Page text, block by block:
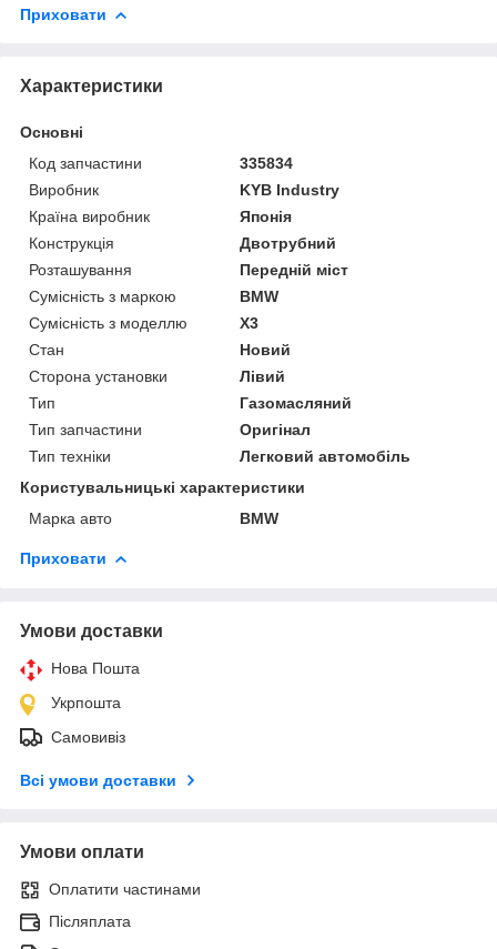
Приховати
Характеристики
Основні
Код запчастини
335834
Виробник
KYB Industry
Країна виробник
Японія
Конструкція
Двотрубний
Розташування
Передній міст
Сумісність з маркою
BMW
Сумісність з моделлю
X3
Стан
Новий
Сторона установки
Лівий
Тип
Газомасляний
Тип запчастини
Оригінал
Тип техніки
Легковий автомобіль
Користувальницькі характеристики
Марка авто
BMW
Приховати
Умови доставки
Нова Пошта
Укрпошта
Самовивіз
Всі умови доставки
Умови оплати
Оплатити частинами
Післяплата